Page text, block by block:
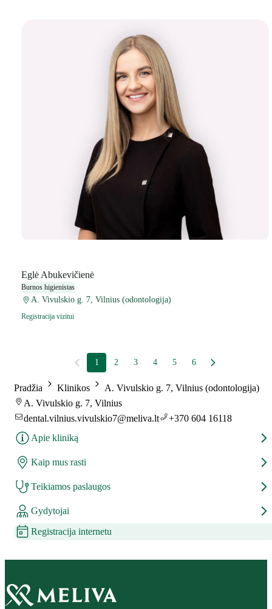
Eglė Abukevičienė
Burnos higienistas
A. Vivulskio g. 7, Vilnius (odontologija)
Registracija vizitui
1 2 3 4 5 6
Pradžia Klinikos
A. Vivulskio g. 7, Vilnius (odontologija)
A. Vivulskio g. 7, Vilnius
dental.vilnius.vivulskio7@meliva.lt
+370 604 16118
Apie kliniką
Kaip mus rasti
Teikiamos paslaugos
Gydytojai
Registracija internetu